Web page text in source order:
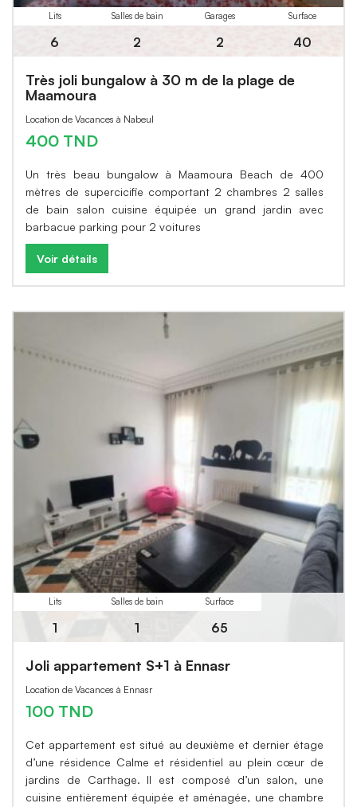
Lits
6
Salles de bain
2
Garages
2
Surface
40
Très joli bungalow à 30 m de la plage de
Maamoura
Location de Vacances à Nabeul
400 TND
Un très beau bungalow à Maamoura Beach de 400
mètres de supercicifie comportant 2 chambres 2 salles
de bain salon cuisine équipée un grand jardin avec
barbacue parking pour 2 voitures
Voir détails
Lits
1
Salles de bain
1
Surface
65
Joli appartement S+1 à Ennasr
Location de Vacances à Ennasr
100 TND
Cet appartement est situé au deuxième et dernier étage
d’une résidence Calme et résidentiel au plein cœur de
jardins de Carthage. Il est composé d’un salon, une
cuisine entièrement équipée et aménagée, une chambre